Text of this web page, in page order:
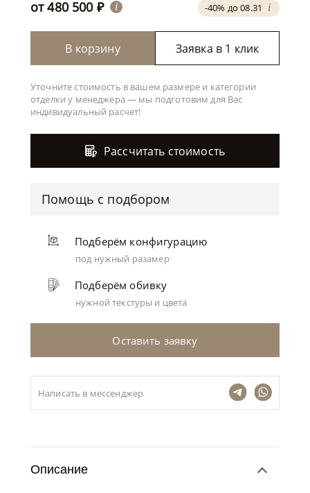
-40% до 08.31 i
от480 500 ₽ i
В корзину Заявка в 1 клик
Уточните стоимость в вашем размере и категории
отделки у менеджера — мы подготовим для Вас
индивидуальный расчет!
Рассчитать стоимость
Помощь с подбором
Подберём конфигурацию
под нужный разамер
Подберём обивку
нужной текстуры и цвета
Оставить заявку
Написать в мессенджер
Описание